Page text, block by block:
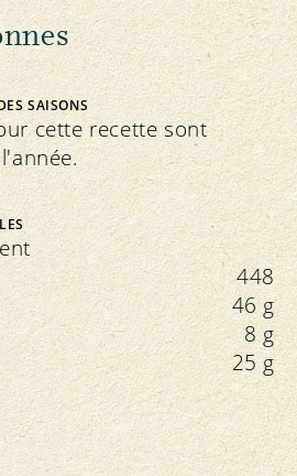
SAISONS
cette recette sont
448
46 g
8 g
25 g